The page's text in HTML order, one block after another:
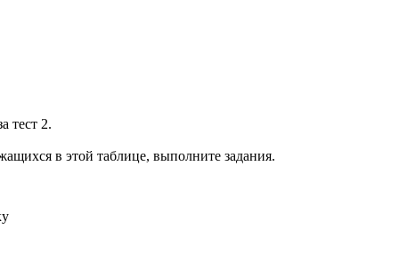
тест 2.
в этой таблице, выполните задания.